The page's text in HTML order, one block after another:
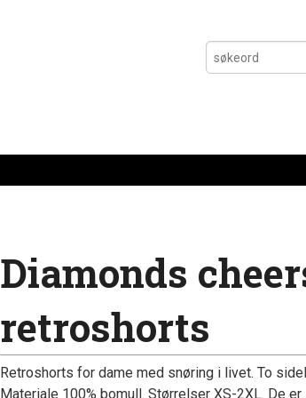
Diamonds
retroshorts
Retroshorts for dame med snøring i livet. To
Materiale 100% bomull. Størrelser XS-2XL. De